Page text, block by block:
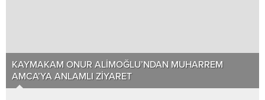
TORBALI’DA ASLANLAR BİBERİ HASADI BAŞLADI:
KAYMAKAM ÇELİK’TEN ÜRETİCİLERE ZİYARET